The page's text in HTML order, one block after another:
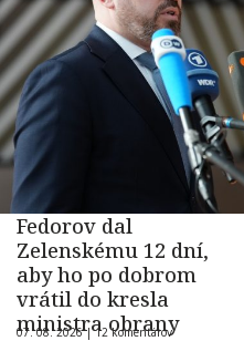
Fedorov dal
Zelenskému 12 dní,
aby ho po dobrom
vrátil do kresla
ministra obrany
07. 08. 2026 |12 komentárov